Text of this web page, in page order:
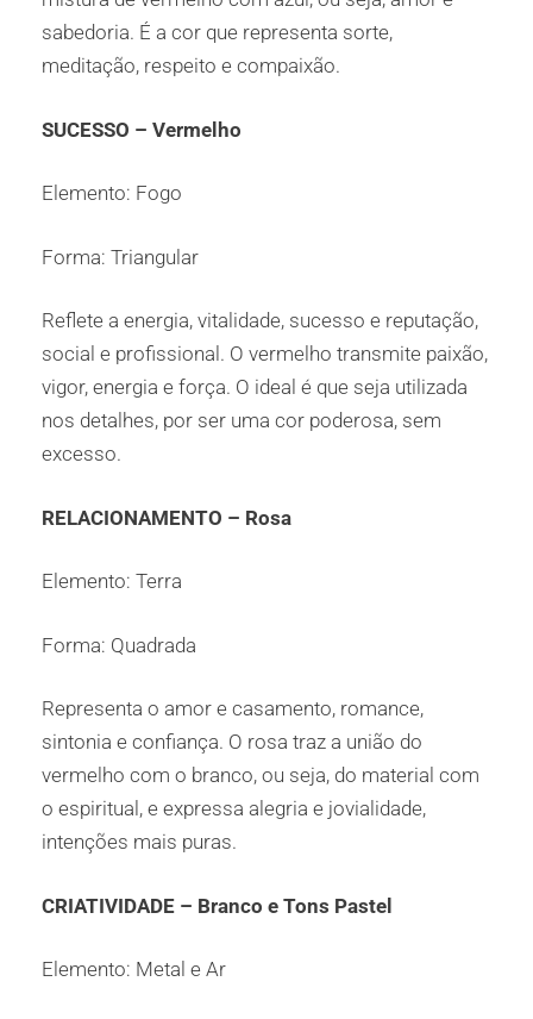
sabedoria. É a cor que representa sorte,
meditação, respeito e compaixão.
SUCESSO – Vermelho
Elemento: Fogo
Forma: Triangular
Reflete a energia, vitalidade, sucesso e reputação,
social e profissional. O vermelho transmite paixão,
vigor, energia e força. O ideal é que seja utilizada
nos detalhes, por ser uma cor poderosa, sem
excesso.
RELACIONAMENTO – Rosa
Elemento: Terra
Forma: Quadrada
Representa o amor e casamento, romance,
sintonia e confiança. O rosa traz a união do
vermelho com o branco, ou seja, do material com
o espiritual, e expressa alegria e jovialidade,
intenções mais puras.
CRIATIVIDADE – Branco e Tons Pastel
Elemento: Metal e Ar